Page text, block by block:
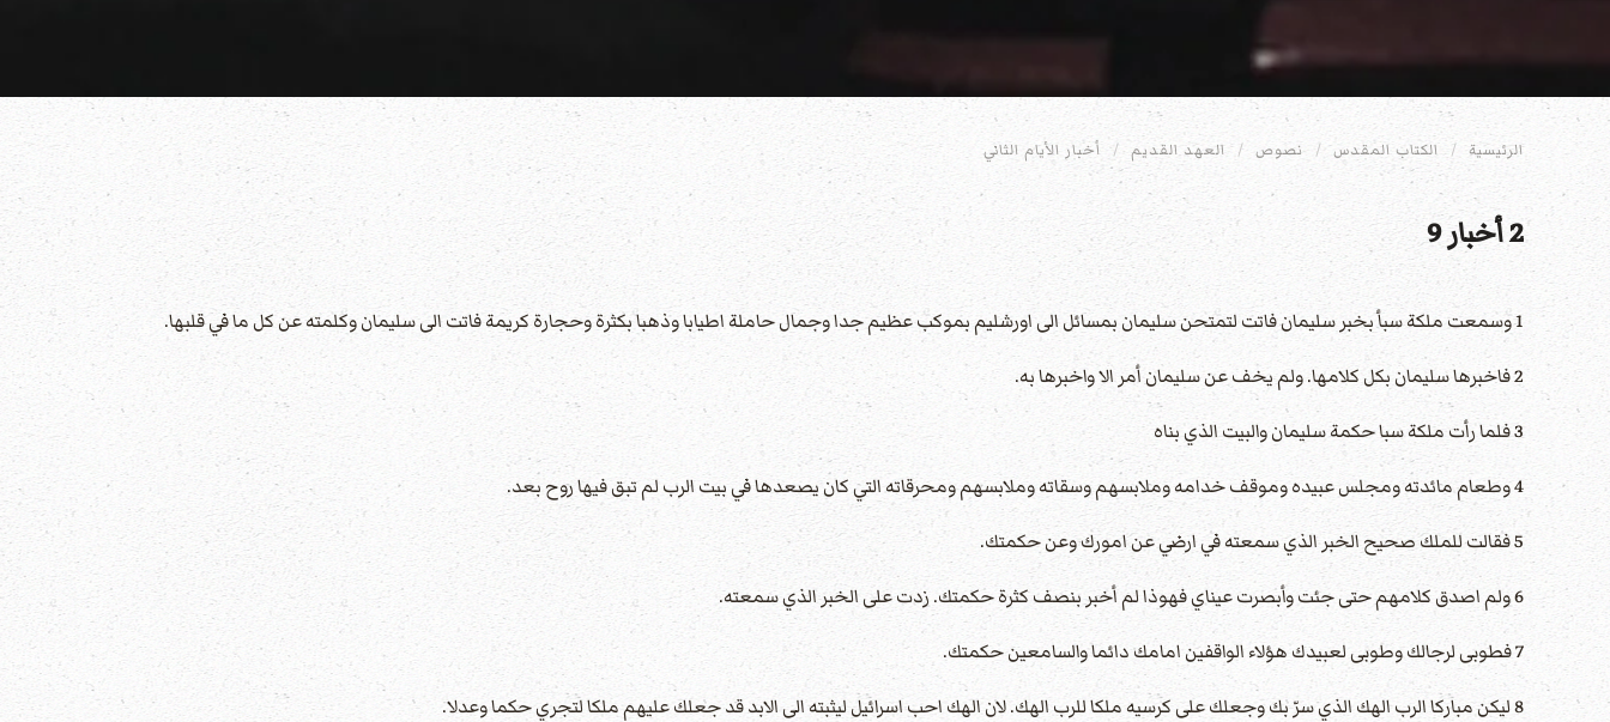
الرئيسية الكتاب المقدس نصوص العهد القديم أخبار الأيام الثاني
2 أخبار 9
1 وسمعت ملكة سبأ بخبر سليمان فاتت لتمتحن سليمان بمسائل الى اورشليم بموكب عظيم جدا وجمال حاملة اطيابا وذهبا بكثرة وحجارة كريمة فاتت الى سليمان وكلمته عن كل ما في قلبها.
2 فاخبرها سليمان بكل كلامها. ولم يخف عن سليمان أمر الا واخبرها به.
3 فلما رأت ملكة سبا حكمة سليمان والبيت الذي بناه
4 وطعام مائدته ومجلس عبيده وموقف خدامه وملابسهم وسقاته وملابسهم ومحرقاته التي كان يصعدها في بيت الرب لم تبق فيها روح بعد.
5 فقالت للملك صحيح الخبر الذي سمعته في ارضي عن امورك وعن حكمتك.
6 ولم اصدق كلامهم حتى جئت وأبصرت عيناي فهوذا لم أخبر بنصف كثرة حكمتك. زدت على الخبر الذي سمعته.
7 فطوبى لرجالك وطوبى لعبيدك هؤلاء الواقفين امامك دائما والسامعين حكمتك.
8 ليكن مباركا الرب الهك الذي سرّ بك وجعلك على كرسيه ملكا للرب الهك. لان الهك احب اسرائيل ليثبته الى الابد قد جعلك عليهم ملكا لتجري حكما وعدلا.